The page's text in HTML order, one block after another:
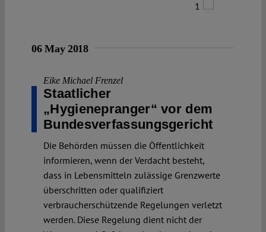
1
06 May 2018
Eike Michael Frenzel
Staatlicher
„Hygienepranger“ vor dem
Bundes­verfassungs­gericht
Die Behörden müssen die Öffentlichkeit
informieren, wenn der Verdacht besteht,
dass in Lebensmitteln zulässige Grenzwerte
überschritten oder qualifiziert
verbraucherschützende Regelungen verletzt
werden. Diese Regelung dient nicht der